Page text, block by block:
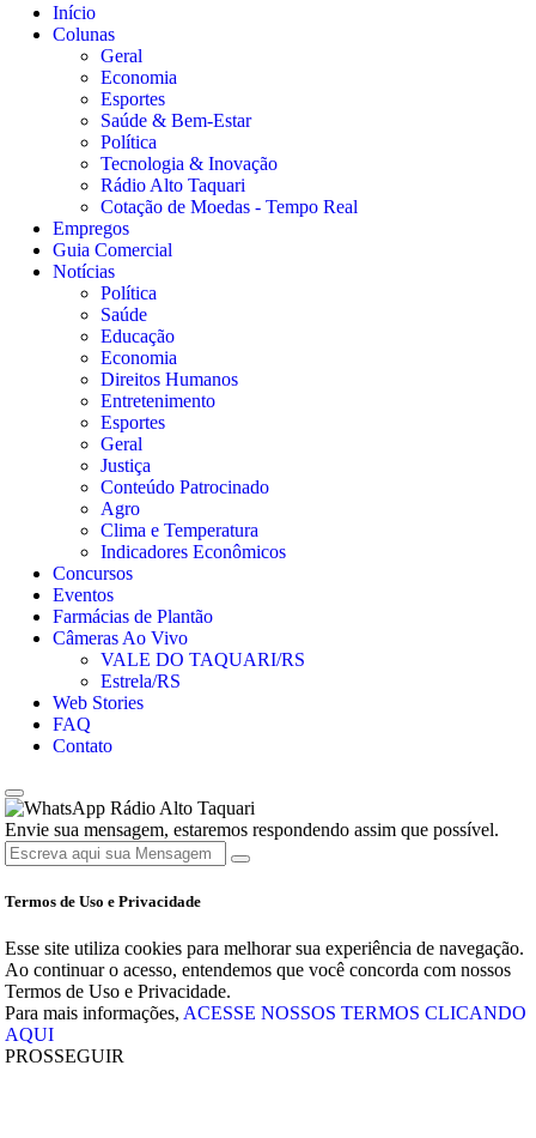
Início
Colunas
Geral
Economia
Esportes
Saúde & Bem-Estar
Política
Tecnologia & Inovação
Rádio Alto Taquari
Cotação de Moedas - Tempo Real
Empregos
Guia Comercial
Notícias
Política
Saúde
Educação
Economia
Direitos Humanos
Entretenimento
Esportes
Geral
Justiça
Conteúdo Patrocinado
Agro
Clima e Temperatura
Indicadores Econômicos
Concursos
Eventos
Farmácias de Plantão
Câmeras Ao Vivo
VALE DO TAQUARI/RS
Estrela/RS
Web Stories
FAQ
Contato
Rádio Alto Taquari
Envie sua mensagem, estaremos respondendo assim que possível.
Termos de Uso e Privacidade
Esse site utiliza cookies para melhorar sua experiência de navegação.
Ao continuar o acesso, entendemos que você concorda com nossos
Termos de Uso e Privacidade.
Para mais informações, ACESSE NOSSOS TERMOS CLICANDO
AQUI
PROSSEGUIR